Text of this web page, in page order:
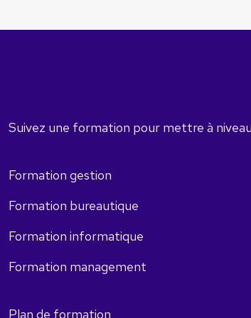
Suivez une formation pour mettre à
Formation gestion
Formation bureautique
Formation informatique
Formation management
Plan de formation